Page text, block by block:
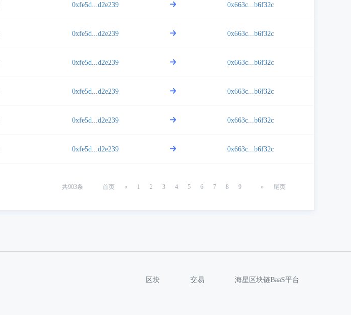
0xfe5d...d2e239 0x663c...b6f32c
0xfe5d...d2e239 0x663c...b6f32c
0xfe5d...d2e239 0x663c...b6f32c
0xfe5d...d2e239 0x663c...b6f32c
0xfe5d...d2e239 0x663c...b6f32c
0xfe5d...d2e239 0x663c...b6f32c
共903条 首页 « 1 2 3 4 5 6 7 8 9 » 尾页
区块 交易 海星区块链BaaS平台